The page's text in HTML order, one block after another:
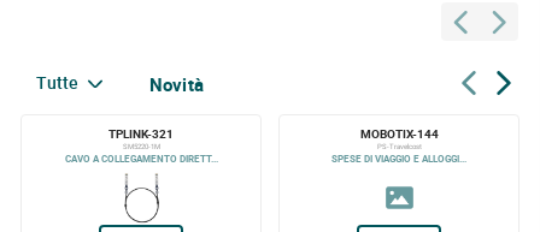
Tutte Novità
TPLINK-321
SM5220-1M
CAVO A COLLEGAMENTO DIRETT...
MOBOTIX-144
PS-Travelcost
SPESE DI VIAGGIO E ALLOGGI...